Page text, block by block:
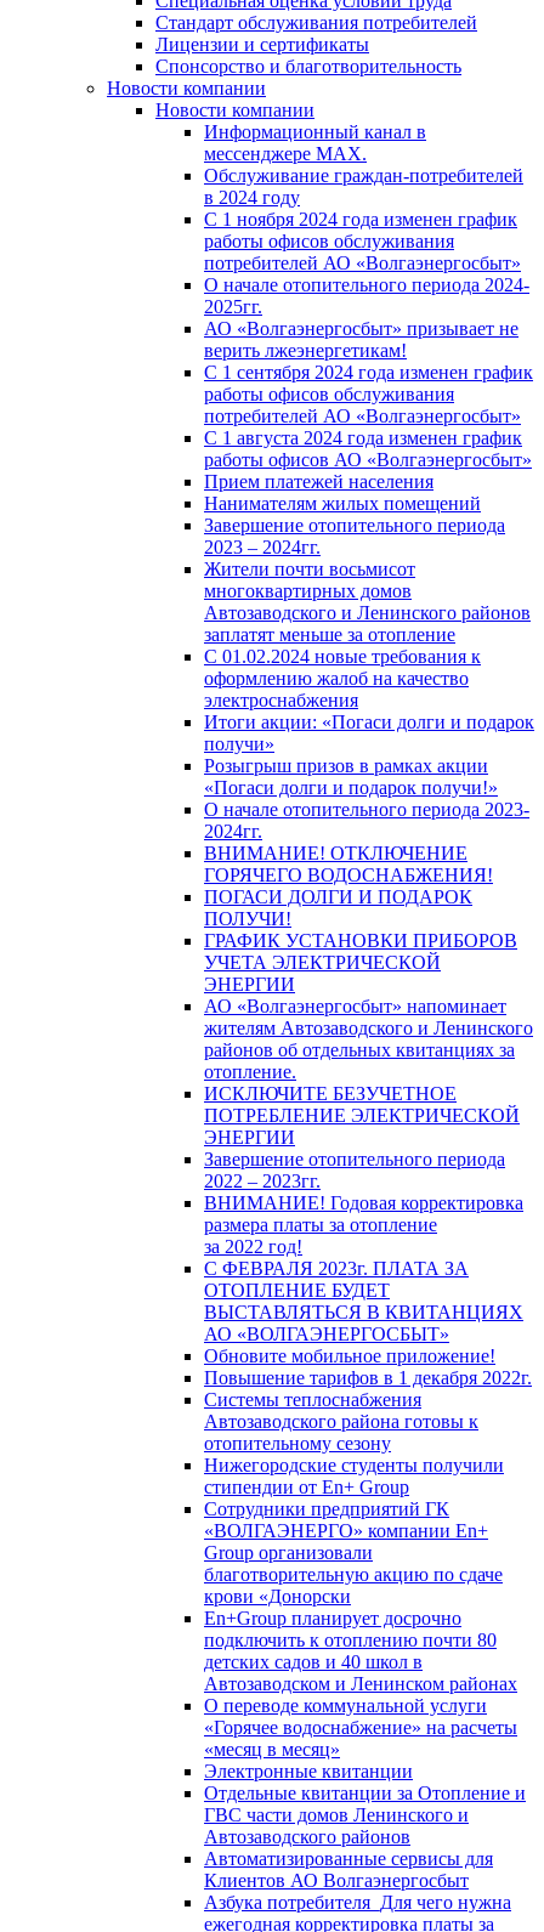
Стандарт обслуживания потребителей
Лицензии и сертификаты
Спонсорство и благотворительность
Новости компании
Новости компании
Информационный канал в
мессенджере MAX.
Обслуживание граждан-потребителей
в 2024 году
С 1 ноября 2024 года изменен график
работы офисов обслуживания
потребителей АО «Волгаэнергосбыт»
О начале отопительного периода 2024-
2025гг.
АО «Волгаэнергосбыт» призывает не
верить лжеэнергетикам!
С 1 сентября 2024 года изменен график
работы офисов обслуживания
потребителей АО «Волгаэнергосбыт»
С 1 августа 2024 года изменен график
работы офисов АО «Волгаэнергосбыт»
Прием платежей населения
Нанимателям жилых помещений
Завершение отопительного периода
2023 – 2024гг.
Жители почти восьмисот
многоквартирных домов
Автозаводского и Ленинского районов
заплатят меньше за отопление
С 01.02.2024 новые требования к
оформлению жалоб на качество
электроснабжения
Итоги акции: «Погаси долги и подарок
получи»
Розыгрыш призов в рамках акции
«Погаси долги и подарок получи!»
О начале отопительного периода 2023-
2024гг.
ВНИМАНИЕ! ОТКЛЮЧЕНИЕ
ГОРЯЧЕГО ВОДОСНАБЖЕНИЯ!
ПОГАСИ ДОЛГИ И ПОДАРОК
ПОЛУЧИ!
ГРАФИК УСТАНОВКИ ПРИБОРОВ
УЧЕТА ЭЛЕКТРИЧЕСКОЙ
ЭНЕРГИИ
АО «Волгаэнергосбыт» напоминает
жителям Автозаводского и Ленинского
районов об отдельных квитанциях за
отопление.
ИСКЛЮЧИТЕ БЕЗУЧЕТНОЕ
ПОТРЕБЛЕНИЕ ЭЛЕКТРИЧЕСКОЙ
ЭНЕРГИИ
Завершение отопительного периода
2022 – 2023гг.
ВНИМАНИЕ! Годовая корректировка
размера платы за отопление
за 2022 год!
С ФЕВРАЛЯ 2023г. ПЛАТА ЗА
ОТОПЛЕНИЕ БУДЕТ
ВЫСТАВЛЯТЬСЯ В КВИТАНЦИЯХ
АО «ВОЛГАЭНЕРГОСБЫТ»
Обновите мобильное приложение!
Повышение тарифов в 1 декабря 2022г.
Системы теплоснабжения
Автозаводского района готовы к
отопительному сезону
Нижегородские студенты получили
стипендии от En+ Group
Сотрудники предприятий ГК
«ВОЛГАЭНЕРГО» компании En+
Group организовали
благотворительную акцию по сдаче
крови «Донорски
En+Group планирует досрочно
подключить к отоплению почти 80
детских садов и 40 школ в
Автозаводском и Ленинском районах
О переводе коммунальной услуги
«Горячее водоснабжение» на расчеты
«месяц в месяц»
Электронные квитанции
Отдельные квитанции за Отопление и
ГВС части домов Ленинского и
Автозаводского районов
Автоматизированные сервисы для
Клиентов АО Волгаэнергосбыт
Азбука потребителя_Для чего нужна
ежегодная корректировка платы за